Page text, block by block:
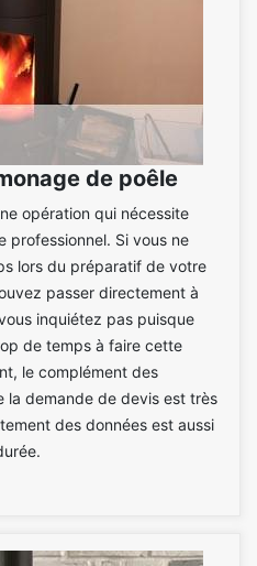
de poêle
opération qui nécessite
professionnel. Si vous ne
lors du préparatif de votre
passer directement à
inquiétez pas puisque
de temps à faire cette
le complément des
la demande de devis est très
des données est aussi